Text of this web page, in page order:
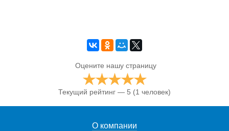
Оцените нашу страницу
Текущий рейтинг — 5 (1 человек)
О компании